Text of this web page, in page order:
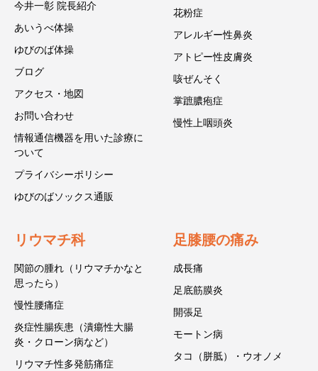
今井一彰 院長紹介
あいうべ体操
ゆびのば体操
ブログ
アクセス・地図
お問い合わせ
情報通信機器を用いた診療に
ついて
プライバシーポリシー
ゆびのばソックス通販
花粉症
アレルギー性鼻炎
アトピー性皮膚炎
咳ぜんそく
掌蹠膿疱症
慢性上咽頭炎
リウマチ科
関節の腫れ（リウマチかなと
思ったら）
慢性腰痛症
炎症性腸疾患（潰瘍性大腸
炎・クローン病など）
リウマチ性多発筋痛症
足膝腰の痛み
成長痛
足底筋膜炎
開張足
モートン病
タコ（胼胝）・ウオノメ